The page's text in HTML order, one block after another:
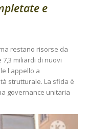
e
restano risorse da
miliardi di nuovi
l'appello a
strutturale. La sfida è
governance unitaria